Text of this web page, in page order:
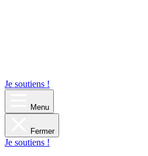
Je soutiens !
Menu
Fermer
Je soutiens !